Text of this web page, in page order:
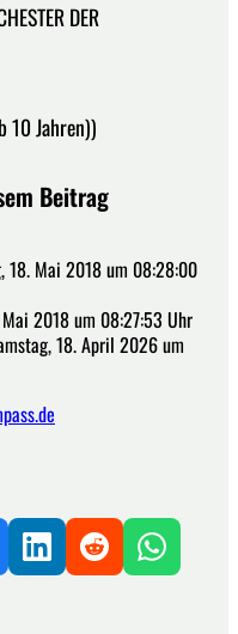
DER
10 Jahren))
Beitrag
18. Mai 2018 um 08:28:00
2018 um 08:27:53 Uhr
18. April 2026 um